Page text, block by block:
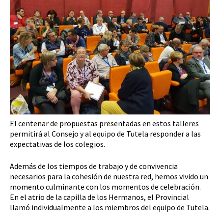
El centenar de propuestas presentadas en estos talleres
permitirá al Consejo y al equipo de Tutela responder a las
expectativas de los colegios.
Además de los tiempos de trabajo y de convivencia
necesarios para la cohesión de nuestra red, hemos vivido un
momento culminante con los momentos de celebración.
En el atrio de la capilla de los Hermanos, el Provincial
llamó individualmente a los miembros del equipo de Tutela.